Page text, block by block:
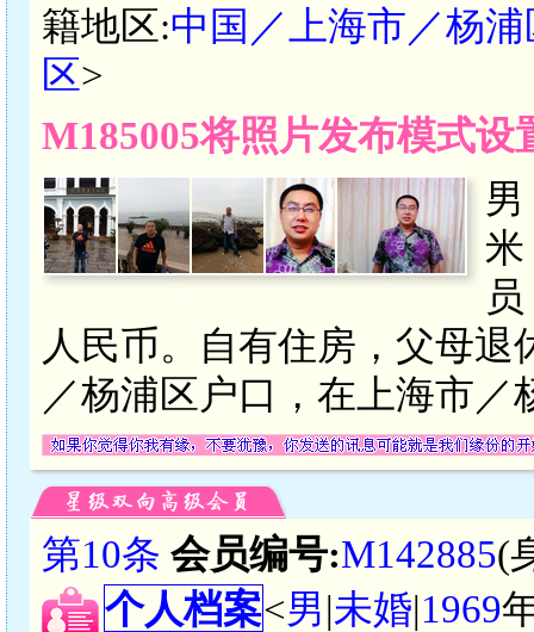
籍地区:中国／上海市／杨浦
区>
M185005将照片发布模式
米
人民币。自有住房，父母
／杨浦区户口，在上海市
第10条 会员编号:M142885(
个人档案<男|未婚|1969